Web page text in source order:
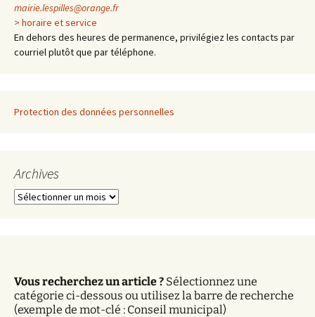
mairie.lespilles@orange.fr
> horaire et service
En dehors des heures de permanence, privilégiez les contacts par
courriel plutôt que par téléphone.
Protection des données personnelles
Archives
A
e
s
Vous recherchez un article ? Sélectionnez une
catégorie ci-dessous ou utilisez la barre de recherche
(exemple de mot-clé : Conseil municipal)